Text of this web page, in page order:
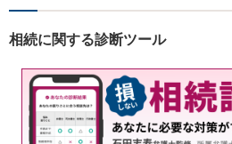
たら、一度ご相
相続に関する診断ツール